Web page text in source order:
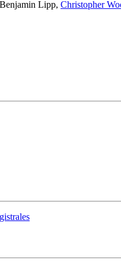
Benjamin Lipp, Christopher